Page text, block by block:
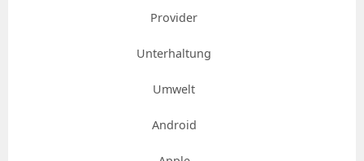
Provider
Unterhaltung
Umwelt
Android